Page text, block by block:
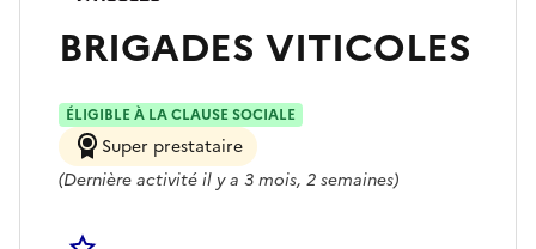
BRIGADES VITICOLES
ÉLIGIBLE À LA CLAUSE SOCIALE
Super prestataire
(Dernière activité il y a 3 mois, 2 semaines)